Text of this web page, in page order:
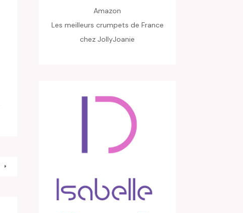
Amazon
Les meilleurs crumpets de France
chez JollyJoanie